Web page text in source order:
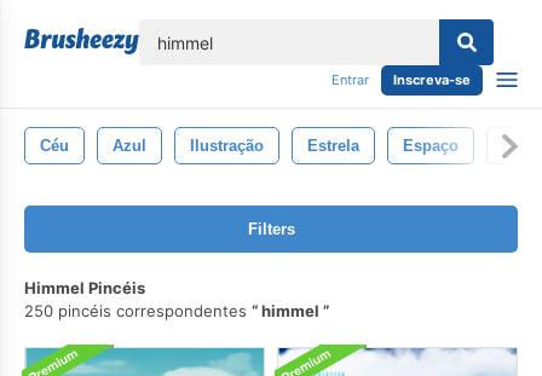
Entrar Inscreva-se
Céu Azul Ilustração Estrela Espaço
Filters
Himmel Pincéis
250 pincéis correspondentes
himmel